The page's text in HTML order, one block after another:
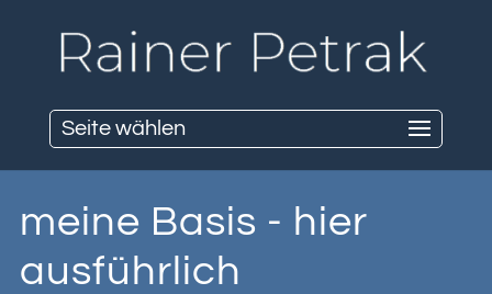
Seite wählen
meine Basis - hier
ausführlich